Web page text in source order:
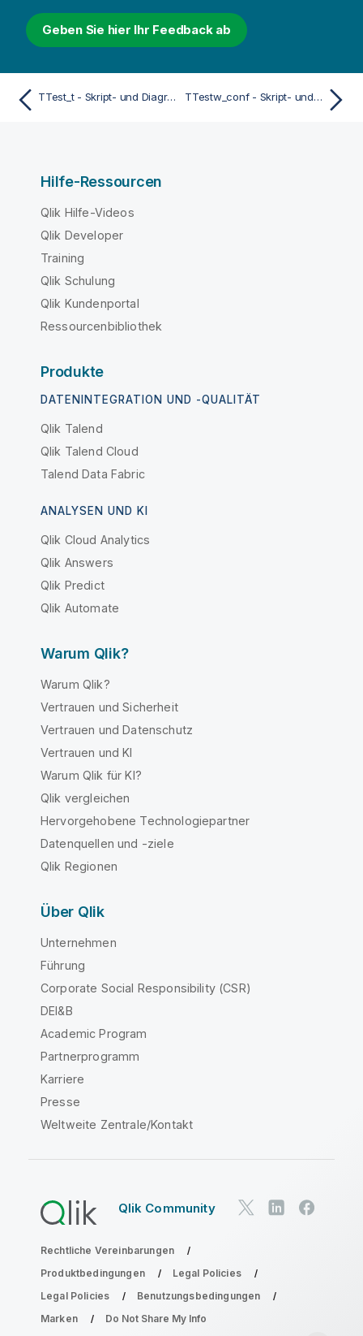
Geben Sie hier Ihr Feedback ab
TTest_t - Skript- und Diagrammfunktion TTestw_conf - Skript- und Diagrammfunktion
Hilfe-Ressourcen
Qlik Hilfe-Videos
Qlik Developer
Training
Qlik Schulung
Qlik Kundenportal
Ressourcenbibliothek
Produkte
DATENINTEGRATION UND -QUALITÄT
Qlik Talend
Qlik Talend Cloud
Talend Data Fabric
ANALYSEN UND KI
Qlik Cloud Analytics
Qlik Answers
Qlik Predict
Qlik Automate
Warum Qlik?
Warum Qlik?
Vertrauen und Sicherheit
Vertrauen und Datenschutz
Vertrauen und KI
Warum Qlik für KI?
Qlik vergleichen
Hervorgehobene Technologiepartner
Datenquellen und -ziele
Qlik Regionen
Über Qlik
Unternehmen
Führung
Corporate Social Responsibility (CSR)
DEI&B
Academic Program
Partnerprogramm
Karriere
Presse
Weltweite Zentrale/Kontakt
Qlik Community
Rechtliche Vereinbarungen
Produktbedingungen
Legal Policies
Legal Policies
Benutzungsbedingungen
Marken
Do Not Share My Info